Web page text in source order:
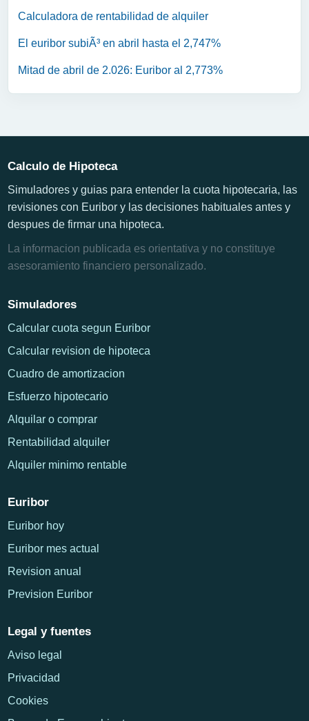
Calculadora de rentabilidad de alquiler
El euribor subiÃ³ en abril hasta el 2,747%
Mitad de abril de 2.026: Euribor al 2,773%
Calculo de Hipoteca
Simuladores y guias para entender la cuota hipotecaria, las
revisiones con Euribor y las decisiones habituales antes y
despues de firmar una hipoteca.
La informacion publicada es orientativa y no constituye
asesoramiento financiero personalizado.
Simuladores
Calcular cuota segun Euribor
Calcular revision de hipoteca
Cuadro de amortizacion
Esfuerzo hipotecario
Alquilar o comprar
Rentabilidad alquiler
Alquiler minimo rentable
Euribor
Euribor hoy
Euribor mes actual
Revision anual
Prevision Euribor
Legal y fuentes
Aviso legal
Privacidad
Cookies